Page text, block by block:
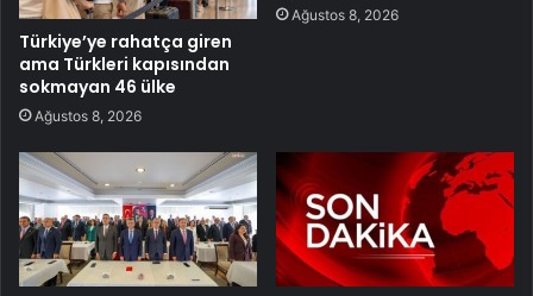
Türkiye’ye rahatça giren
ama Türkleri kapısından
sokmayan 46 ülke
Ağustos 8, 2026
Ağustos 8, 2026